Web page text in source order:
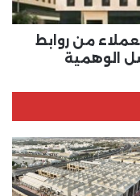
من روابط
الوهمية